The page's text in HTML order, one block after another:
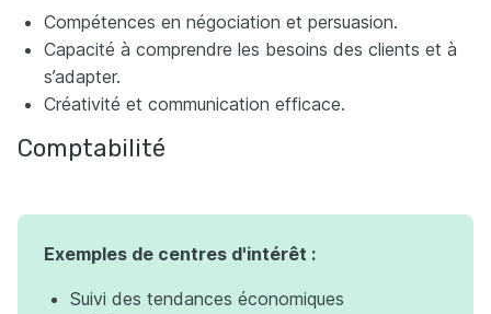
Compétences en négociation et persuasion.
Capacité à comprendre les besoins des clients et à
s’adapter.
Créativité et communication efficace.
Comptabilité
Exemples de centres d'intérêt :
Suivi des tendances économiques